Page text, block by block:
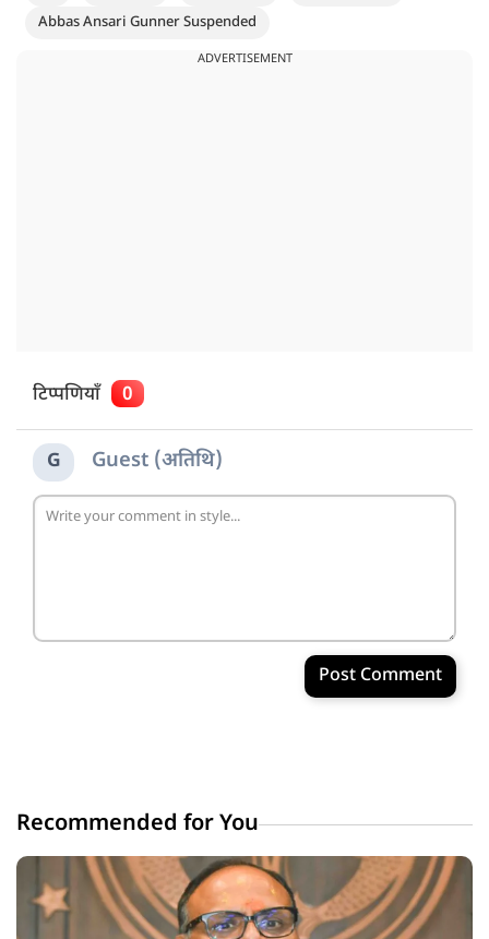
Abbas Ansari Gunner Suspended
ADVERTISEMENT
टिप्पणियाँ 0
G Guest (अतिथि)
Post Comment
Recommended for You